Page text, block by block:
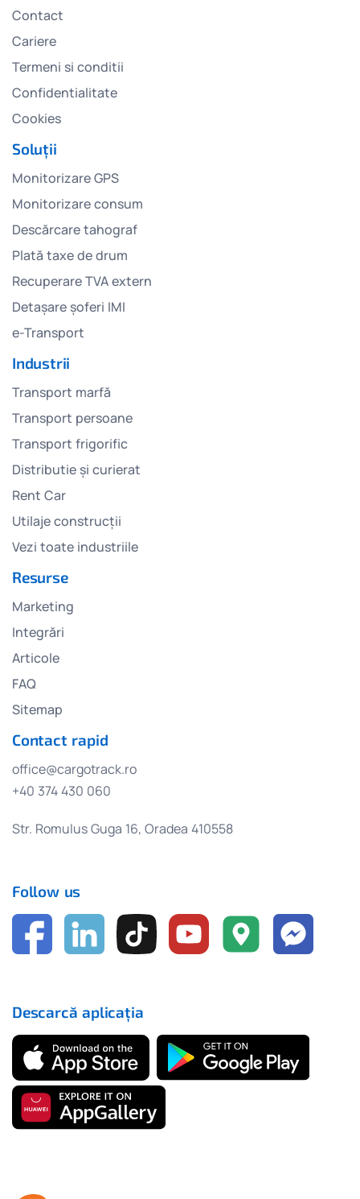
Contact
Cariere
Termeni si conditii
Confidentialitate
Cookies
Soluții
Monitorizare GPS
Monitorizare consum
Descărcare tahograf
Plată taxe de drum
Recuperare TVA extern
Detașare șoferi IMI
e-Transport
Industrii
Transport marfă
Transport persoane
Transport frigorific
Distributie și curierat
Rent Car
Utilaje construcții
Vezi toate industriile
Resurse
Marketing
Integrări
Articole
FAQ
Sitemap
Contact rapid
office@cargotrack.ro
+40 374 430 060
Str. Romulus Guga 16, Oradea 410558
Follow us
Descarcă aplicația